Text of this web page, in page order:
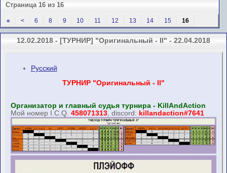
Страница 16 из 16
« < 6 8 9 10 11 12 13 14 15 16
12.02.2018 - [ТУРНИР] "Оригинальный - II" - 22.04.2018
Русский
ТУРНИР "Оригинальный - II"
Организатор и главный судья турнира - KillAndAction
Мой номер I.C.Q. 458071313, discord: killandaction#7641